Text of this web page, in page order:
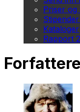
Priser og
Kataloger
Rapport